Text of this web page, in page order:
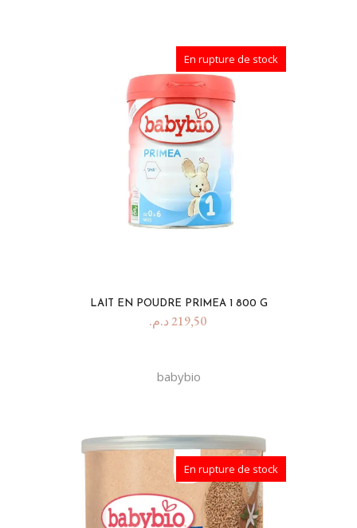
En rupture de stock
LAIT EN POUDRE PRIMEA 1 800 G
219,50د.م.
babybio
En rupture de stock